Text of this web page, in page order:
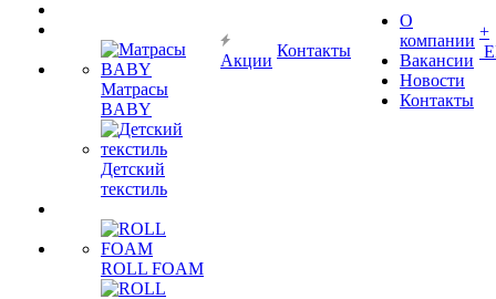
Матрасы
BABY
Детский
текстиль
ROLL FOAM
Акции
Контакты
О
компании
Вакансии
Новости
Контакты
+